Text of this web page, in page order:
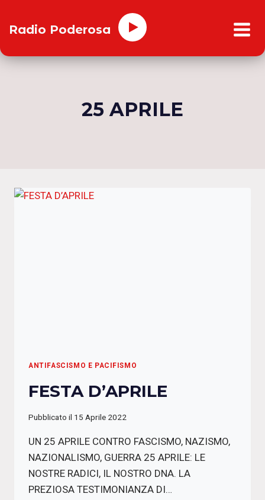
Radio Poderosa
25 APRILE
ANTIFASCISMO E PACIFISMO
FESTA D’APRILE
Pubblicato il 15 Aprile 2022
UN 25 APRILE CONTRO FASCISMO, NAZISMO,
NAZIONALISMO, GUERRA 25 APRILE: LE
NOSTRE RADICI, IL NOSTRO DNA. LA
PREZIOSA TESTIMONIANZA DI…